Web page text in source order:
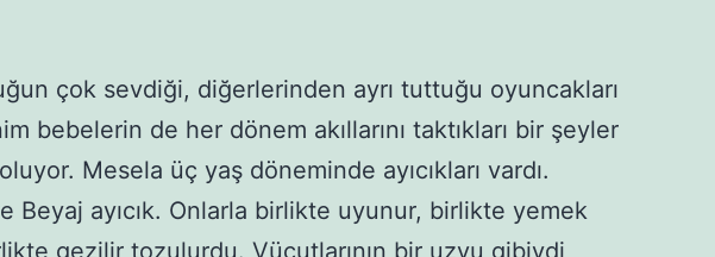
çok sevdiği, diğerlerinden ayrı tuttuğu oyuncakları
bebelerin de her dönem akıllarını taktıkları bir şeyler
Mesela üç yaş döneminde ayıcıkları vardı.
Beyaj ayıcık. Onlarla birlikte uyunur, birlikte yemek
gezilir tozulurdu. Vücutlarının bir uzvu gibiydi